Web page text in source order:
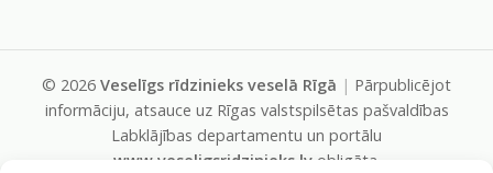
© 2026 Veselīgs rīdzinieks veselā Rīgā | Pārpublicējot
informāciju, atsauce uz Rīgas valstspilsētas pašvaldības
Labklājības departamentu un portālu
www.veseligsridzinieks.lvobligāta.